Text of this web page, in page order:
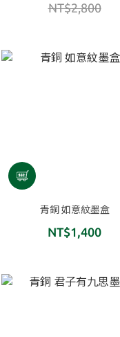
NT$2,800
青銅 如意紋墨盒
NT$1,400